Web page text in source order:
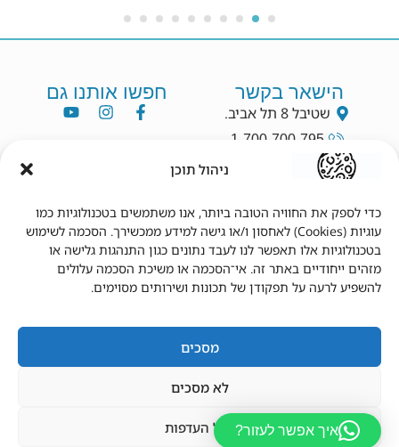
ניהול תוכן
כדי לספק את החוויה הטובה ביותר, אנו משתמשים בטכנולוגיות כמו
עוגיות (Cookies) לאחסון ו/או גישה למידע ממכשירך. הסכמה לשימוש
בטכנולוגיות אלו תאפשר לנו לעבד נתונים כגון התנהגות גלישה או
מזהים ייחודיים באתר זה. אי־הסכמה או משיכת הסכמה עלולים
להשפיע לרעה על תפקודן של תכונות ושירותים מסוימים.
מסכים
לא מסכים
נהל העדפות
הישאר בקשר
שטיבל 8 תל אביב.
1-700-700-795
info@dryang.co.il
חפשו אותנו גם
תנאי שימוש
תקנון
תנאי שימוש
מידע נוסף
צור קשר
מדיניות פרטיות
איך אפשר לעזור?